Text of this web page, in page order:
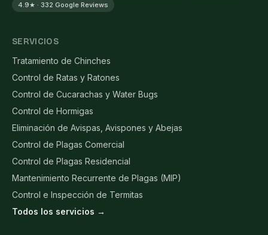
4.9★ · 332 Google Reviews
SERVICIOS
Tratamiento de Chinches
Control de Ratas y Ratones
Control de Cucarachas y Water Bugs
Control de Hormigas
Eliminación de Avispas, Avispones y Abejas
Control de Plagas Comercial
Control de Plagas Residencial
Mantenimiento Recurrente de Plagas (MIP)
Control e Inspección de Termitas
Todos los servicios →